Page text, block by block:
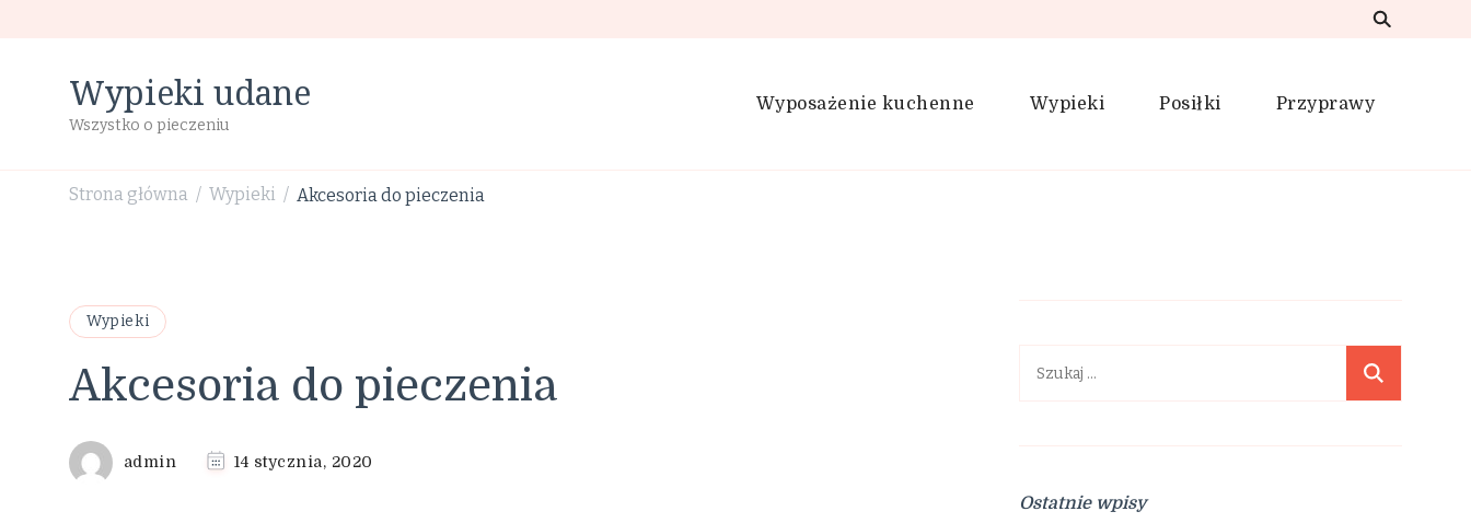
Wypieki udane
Wszystko o pieczeniu
Wyposażenie kuchenne Wypieki Posiłki Przyprawy
Strona główna / Wypieki / Akcesoria do pieczenia
Wypieki
Akcesoria do pieczenia
admin 14 stycznia, 2020
Szukaj:
Ostatnie wpisy